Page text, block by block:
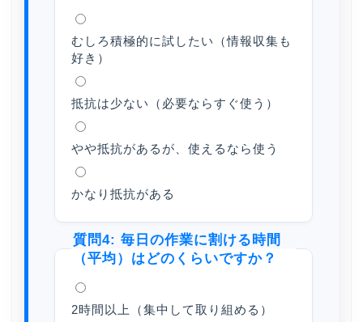
むしろ積極的に試したい（情報収集も
好き）
抵抗は少ない（必要ならすぐ使う）
やや抵抗があるが、使えるなら使う
かなり抵抗がある
質問4: 毎日の作業に割ける時間
（平均）はどのくらいですか？
2時間以上（集中して取り組める）